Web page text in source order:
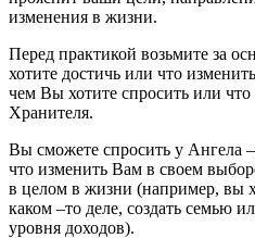
изменения в жизни.
Перед практикой возьмите за
хотите достичь или что
чем Вы хотите спросить или
Хранителя.
Вы сможете спросить у Ангела
что изменить Вам в своем
в целом в жизни (например, вы
каком –то деле, создать семью
уровня доходов).